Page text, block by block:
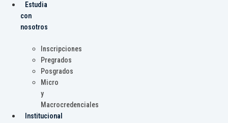
Estudia
con
nosotros
Inscripciones
Pregrados
Posgrados
Micro
y
Macrocredenciales
Institucional